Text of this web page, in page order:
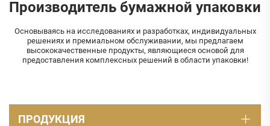
Производитель бумажной упаковки
Основываясь на исследованиях и разработках, индивидуальных
решениях и премиальном обслуживании, мы предлагаем
высококачественные продукты, являющиеся основой для
предоставления комплексных решений в области упаковки!
ПРОДУКЦИЯ